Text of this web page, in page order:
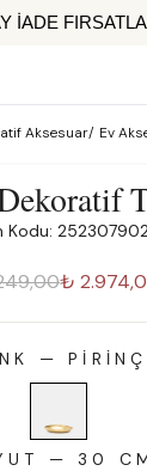
İADE
Aksesuar/ Ev
Kodu:
₺
— PIRINÇ
— 30